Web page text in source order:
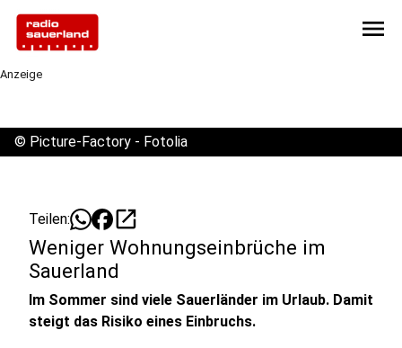
menu
Anzeige
© Picture-Factory - Fotolia
Teilen: open_in_new
Weniger Wohnungseinbrüche im
Sauerland
Im Sommer sind viele Sauerländer im Urlaub. Damit
steigt das Risiko eines Einbruchs.